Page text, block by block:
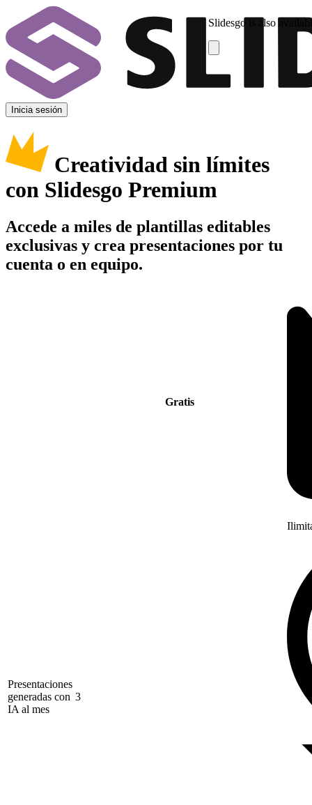
Slidesgo is also
Inicia sesión
Creatividad sin límites
con Slidesgo Premium
Accede a miles de plantillas editables
exclusivas y crea presentaciones por tu
cuenta o en equipo.
Gratis
Presentaciones
generadas con
IA al mes
3